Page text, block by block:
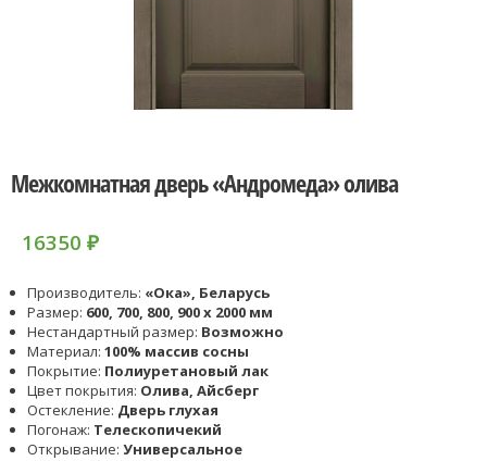
Межкомнатная дверь «Андромеда» олива
16350 ₽
Производитель: «Ока», Беларусь
Размер: 600, 700, 800, 900 x 2000 мм
Нестандартный размер: Возможно
Материал: 100% массив сосны
Покрытие: Полиуретановый лак
Цвет покрытия: Олива, Айсберг
Остекление: Дверь глухая
Погонаж: Телескопичекий
Открывание: Универсальное